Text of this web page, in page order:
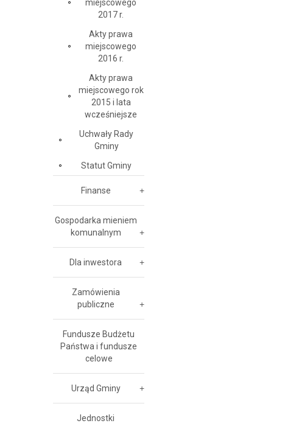
miejscowego
2017 r.
Akty prawa
miejscowego
2016 r.
Akty prawa
miejscowego rok
2015 i lata
wcześniejsze
Uchwały Rady
Gminy
Statut Gminy
Finanse
Gospodarka mieniem
komunalnym
Dla inwestora
Zamówienia
publiczne
Fundusze Budżetu
Państwa i fundusze
celowe
Urząd Gminy
Jednostki